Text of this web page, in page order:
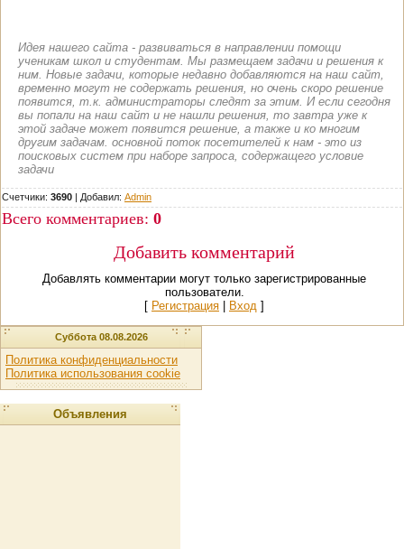
Идея нашего сайта - развиваться в направлении помощи
ученикам школ и студентам. Мы размещаем задачи и решения к
ним. Новые задачи, которые недавно добавляются на наш сайт,
временно могут не содержать решения, но очень скоро решение
появится, т.к. администраторы следят за этим. И если сегодня
вы попали на наш сайт и не нашли решения, то завтра уже к
этой задаче может появится решение, а также и ко многим
другим задачам. основной поток посетителей к нам - это из
поисковых систем при наборе запроса, содержащего условие
задачи
Счетчики: 3690 | Добавил: Admin
Всего комментариев: 0
Добавить комментарий
Добавлять комментарии могут только зарегистрированные
пользователи.
[ Регистрация Вход ]
Суббота 08.08.2026
Политика конфиденциальности
Политика использования cookie
Объявления